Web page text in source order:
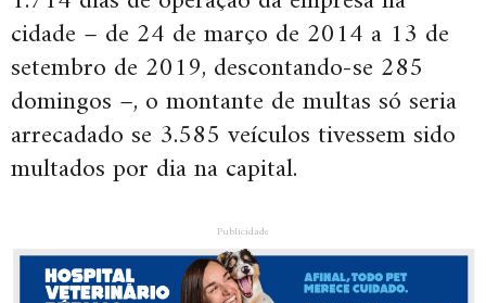
cidade – de 24 de março de 2014 a 13 de
setembro de 2019, descontando-se 285
domingos –, o montante de multas só seria
arrecadado se 3.585 veículos tivessem sido
multados por dia na capital.
Publicidade